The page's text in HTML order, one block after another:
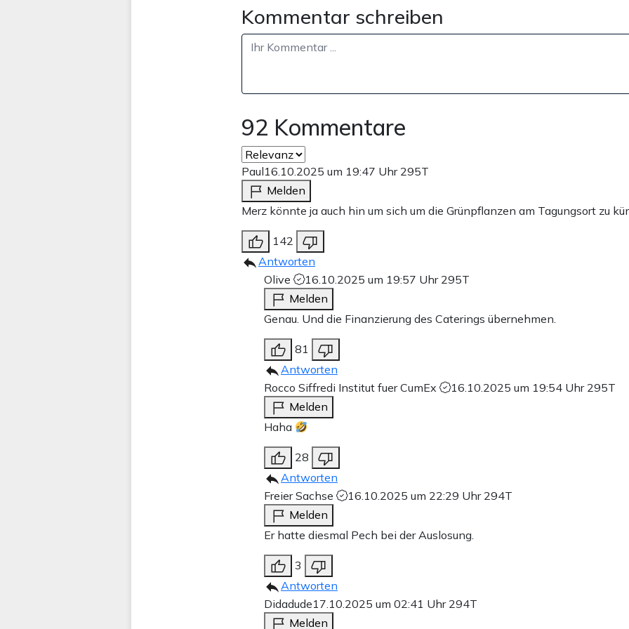
Kommentar schreiben
92 Kommentare
Paul16.10.2025 um 19:47 Uhr 295T
Melden
Merz könnte ja auch hin um sich um die Grünpflanzen am Tagungsort zu
142
Antworten
Olive
16.10.2025 um 19:57 Uhr 295T
Melden
Genau. Und die Finanzierung des Caterings übernehmen.
81
Antworten
Rocco Siffredi Institut fuer CumEx
16.10.2025 um 19:54 Uhr 295T
Melden
Haha
28
Antworten
Freier Sachse
16.10.2025 um 22:29 Uhr 294T
Melden
Er hatte diesmal Pech bei der Auslosung.
3
Antworten
Didadude17.10.2025 um 02:41 Uhr 294T
Melden